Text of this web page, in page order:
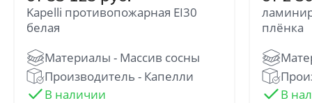
Kapelli противопожарная EI30
белая
Производитель - Капелли
плёнка
Отправить
соглашаетесь с политикой обработки
персональных данных